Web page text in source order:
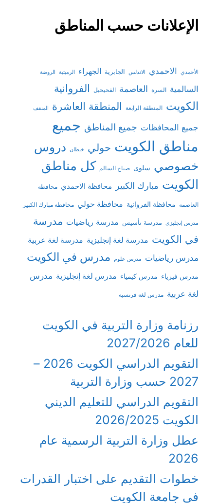
الإعلانات حسب المناطق
الأحمدي الاحمدي الاندلس الجابرية الجهراء الرميثية الروضة
السالمية السرة العاصمة الفحيحيل الفروانية
الكويت المنطقة الرابعة المنطقة العاشرة المنقف
جميع المحافظات جميع المناطق جميع
مناطق الكويت حولي خيطان دروس
خصوصي سلوى صباح السالم كل مناطق
الكويت مبارك الكبير محافظة الاحمدي محافظة
العاصمة محافظة الفروانية محافظة حولي محافظة مبارك الكبير
مدرس إنجليزي مدرسة تأسيس مدرسة رياضيات مدرسة
في الكويت مدرسة لغة إنجليزية مدرسة لغة عربية
مدرس رياضيات مدرس علوم مدرس في الكويت
مدرس فيزياء مدرس كيمياء مدرس لغة إنجليزية مدرس
لغة عربية مدرس لغة فرنسية
رزنامة وزارة التربية في الكويت
للعام 2027/2026
التقويم الدراسي الكويت 2026 –
2027 حسب وزارة التربية
التقويم الدراسي للتعليم الديني
الكويت 2026/2025
عطل وزارة التربية الرسمية عام
2026
خطوات التقديم على اختبار القدرات
في جامعة الكويت